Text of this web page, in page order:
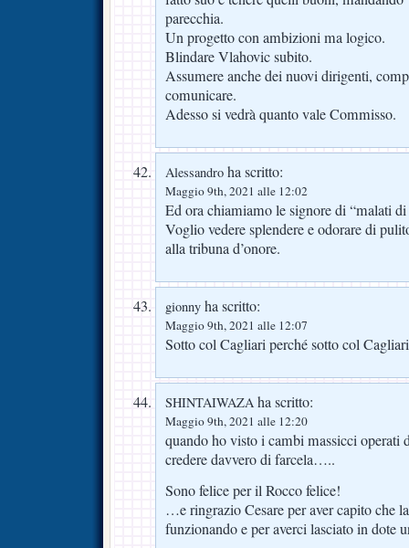
parecchia.
Un progetto con ambizioni ma logico.
Blindare Vlahovic subito.
Assumere anche dei nuovi dirigenti,
comunicare.
Adesso si vedrà quanto vale Commisso.
Alessandro ha scritto:
Maggio 9th, 2021 alle 12:02
Ed ora chiamiamo le signore di “malati
Voglio vedere splendere e odorare di
alla tribuna d’onore.
gionny ha scritto:
Maggio 9th, 2021 alle 12:07
Sotto col Cagliari perché sotto col Cagliari
SHINTAIWAZA ha scritto:
Maggio 9th, 2021 alle 12:20
quando ho visto i cambi massicci operati
credere davvero di farcela…..
Sono felice per il Rocco felice!
…e ringrazio Cesare per aver capito che
funzionando e per averci lasciato in dote